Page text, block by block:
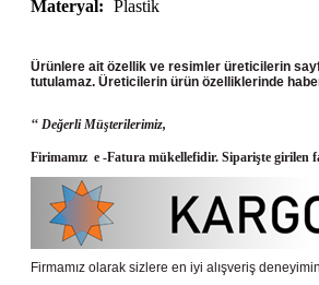
Materyal: Plastik
Ürünlere ait özellik ve resimler üreticilerin
tutulamaz. Üreticilerin ürün özelliklerinde
‘‘ Değerli Müşterilerimiz,
Firimamız e -Fatura mükellefidir. Siparişte girilen
Firmamız olarak sizlere en iyi alışveriş